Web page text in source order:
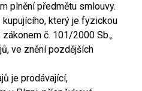
plnění předmětu smlouvy.
kupujícího, který je fyzickou
č. 101/2000 Sb.,
ve znění pozdějších
je prodávající,